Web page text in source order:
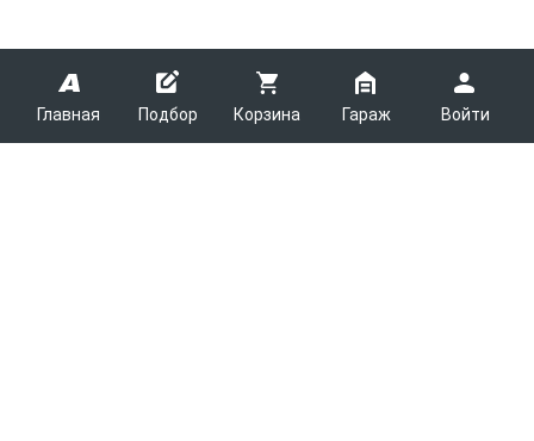
Главная Подбор Корзина Гараж Войти